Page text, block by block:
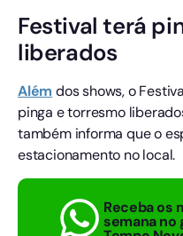
Festival terá
liberados
Além dos shows, o
pinga e torresmo
também informa que o
estacionamento no local.
Receba os
semana no